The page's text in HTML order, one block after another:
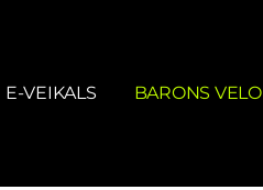
E-VEIKALS BARONS VELO